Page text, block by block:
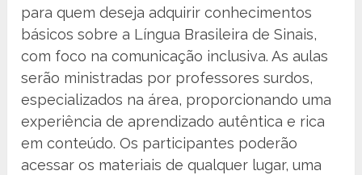
para quem deseja adquirir conhecimentos
básicos sobre a Língua Brasileira de Sinais,
com foco na comunicação inclusiva. As aulas
serão ministradas por professores surdos,
especializados na área, proporcionando uma
experiência de aprendizado autêntica e rica
em conteúdo. Os participantes poderão
acessar os materiais de qualquer lugar, uma